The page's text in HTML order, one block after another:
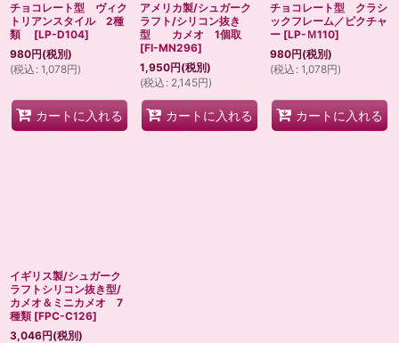
チョコレート型 ヴィク
トリアンスタイル 2種
類
[LP-D104]
980円(税別)
(税込 : 1,078円)
カートに入れる
アメリカ製/シュガーク
ラフト/シリコン抜き
型 カメオ 1個取
[FI-MN296]
1,950円(税別)
(税込 : 2,145円)
カートに入れる
チョコレート型 クラシ
ックフレーム／ピクチャ
ー [LP-Ｍ110]
980円(税別)
(税込 : 1,078円)
カートに入れる
イギリス製/シュガーク
ラフトシリコン抜き型/
カメオ＆ミニカメオ 7
種類 [FPC-C126]
3,046円(税別)